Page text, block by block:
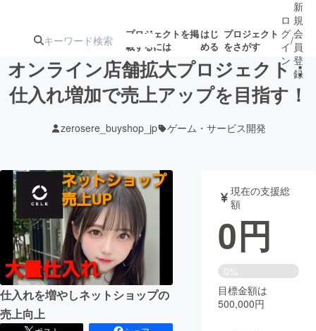
プロジェクトを掲
載するには
はじ
める
プロジェクト
をさがす
ターン
ジェクト
ロジェクト
されます
アート・写真 音楽
テクノロジー・ガジェット ゲーム・サ
映像・映画 書籍・雑誌
ビジネス・起業 チャレンジ
ロ
グ
イ
ン
/
新
規
会
員
登
録
オンライン店舗拡大プロジェクト：
仕入れ増加で売上アップを目指す！
zerosere_buyshop_jp ゲーム・サービス開発
仕入れを増やしネットショップの
売上向上
現在の支援総
額
0円
0%
目標金額は
500,000円